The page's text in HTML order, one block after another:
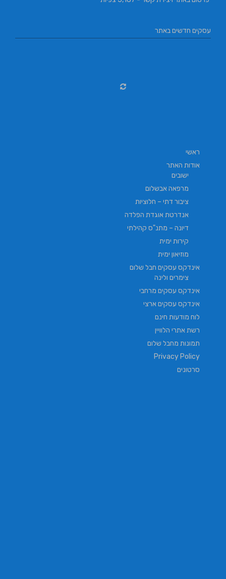
עסקים חדשים באתר
ראשי
אודות האתר
ישובים
מרפאה אבשלום
ציבור דתי – חלוציות
אנדרטת אוגדת הפלדה
דיונה – מתנ"ס קהילתי
קירות ימית
מוזיאון ימית
אינדקס עסקים חבל שלום
צימרים ולינה
אינדקס עסקים מרחבי
אינדקס עסקים ארצי
לוח מודעות חינם
רשת אתרי הלוויין
תמונות מחבל שלום
Privacy Policy
סרטונים